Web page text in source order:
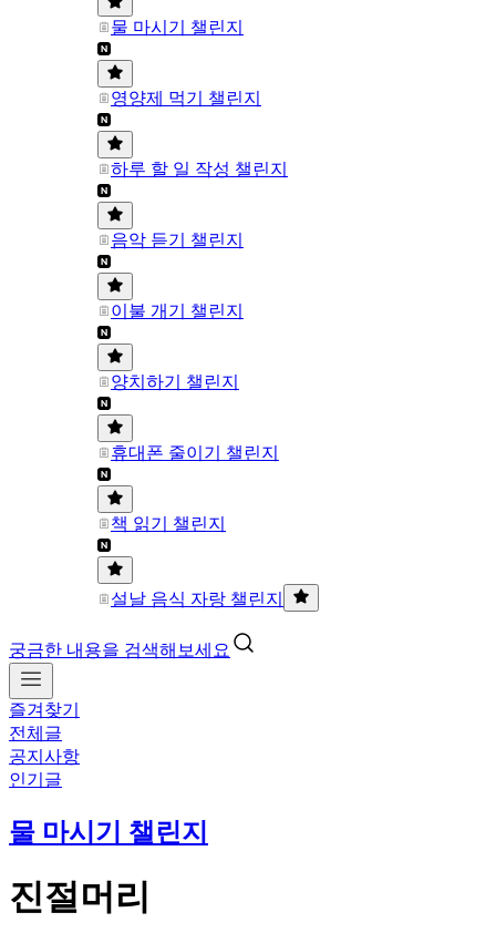
물 마시기 챌린지
영양제 먹기 챌린지
하루 할 일 작성 챌린지
음악 듣기 챌린지
이불 개기 챌린지
양치하기 챌린지
휴대폰 줄이기 챌린지
책 읽기 챌린지
설날 음식 자랑 챌린지
궁금한 내용을 검색해보세요
즐겨찾기
전체글
공지사항
인기글
물 마시기 챌린지
진절머리